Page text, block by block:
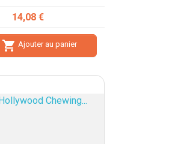
Prix
14,08 €
 Ajouter au panier